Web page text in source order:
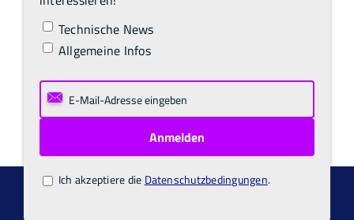
Technische News
Allgemeine Infos
Ich akzeptiere die Datenschutzbedingungen.